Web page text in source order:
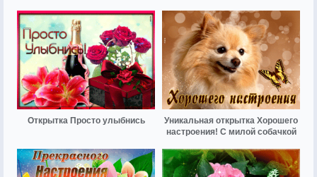
Открытка Просто улыбнись
Уникальная открытка Хорошего
настроения! С милой собачкой